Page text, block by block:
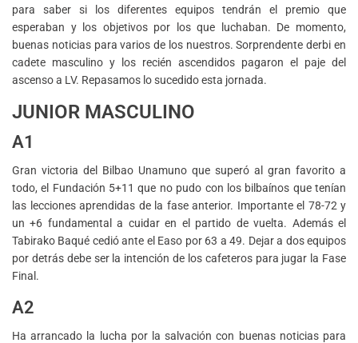
para saber si los diferentes equipos tendrán el premio que
esperaban y los objetivos por los que luchaban. De momento,
buenas noticias para varios de los nuestros. Sorprendente derbi en
cadete masculino y los recién ascendidos pagaron el paje del
ascenso a LV. Repasamos lo sucedido esta jornada.
JUNIOR MASCULINO
A1
Gran victoria del Bilbao Unamuno que superó al gran favorito a
todo, el Fundación 5+11 que no pudo con los bilbaínos que tenían
las lecciones aprendidas de la fase anterior. Importante el 78-72 y
un +6 fundamental a cuidar en el partido de vuelta. Además el
Tabirako Baqué cedió ante el Easo por 63 a 49. Dejar a dos equipos
por detrás debe ser la intención de los cafeteros para jugar la Fase
Final.
A2
Ha arrancado la lucha por la salvación con buenas noticias para